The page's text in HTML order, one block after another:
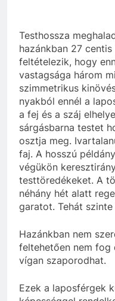
Testhossza
hazánkban 27
feltételezik, hogy
vastagsága három
szimmetrikus
nyakból ennél a
a fej és a száj
sárgásbarna testet
osztja meg.
faj. A hosszú
végükön
testtöredékeket. A
néhány hét alatt
garatot. Tehát
Hazánkban nem
feltehetően nem fog
vígan szaporodhat.
Ezek a laposférgek